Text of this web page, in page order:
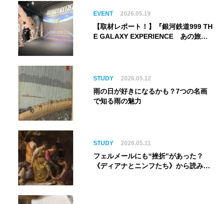
EVENT 2026.05.19
【取材レポート！】『銀河鉄道999 TH
E GALAXY EXPERIENCE あの旅
ム】
STUDY 2026.05.12
雨の日が好きになるかも？7つの名画
で知る雨の魅力
STUDY 2026.05.11
フェルメールにも“挫折”があった？
《ディアナとニンフたち》から読み解